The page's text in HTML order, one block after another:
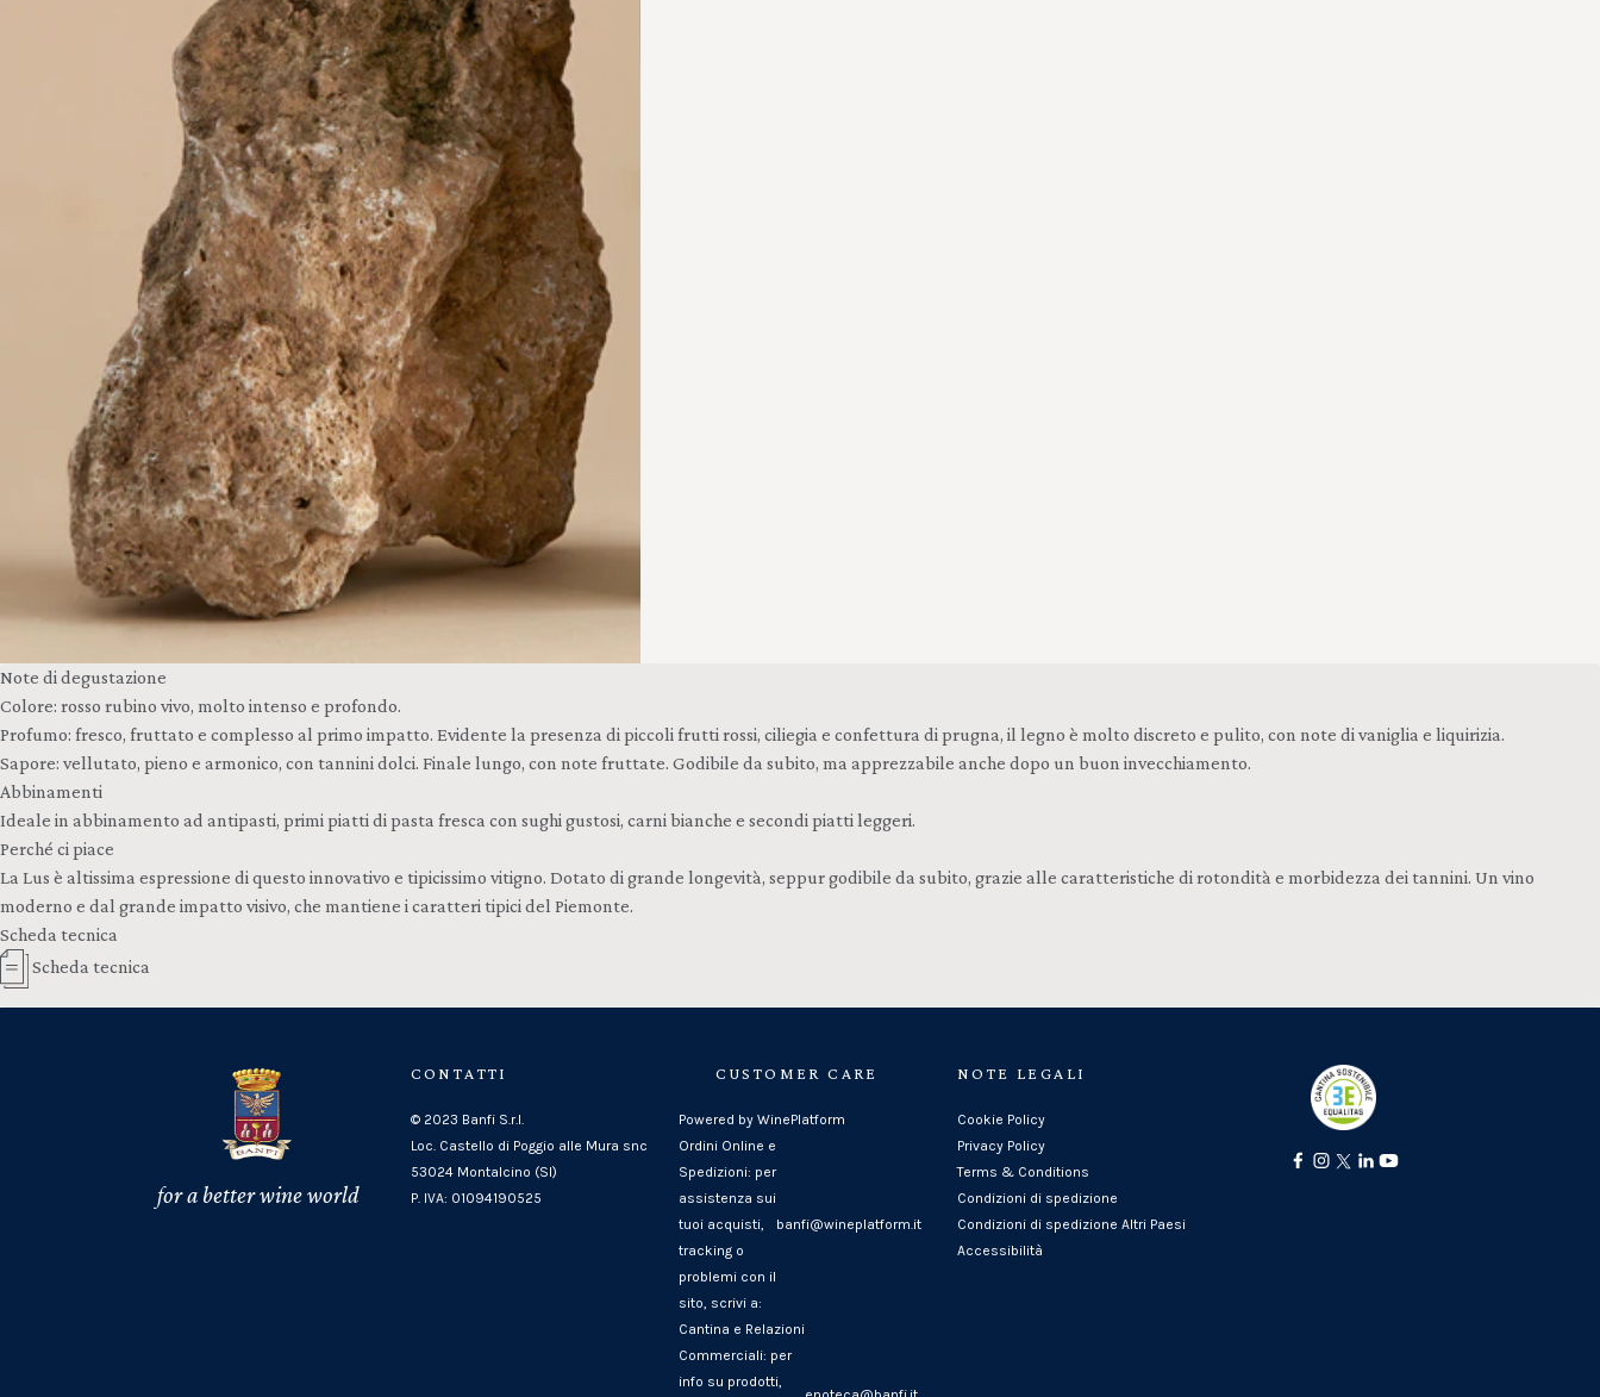
Note di degustazione
Colore: rosso rubino vivo, molto intenso e profondo.
Profumo: fresco, fruttato e complesso al primo impatto. Evidente la presenza di piccoli frutti rossi, ciliegia e confettura di prugna, il legno è molto discreto e pulito, con note di vaniglia e liquirizia.
Sapore: vellutato, pieno e armonico, con tannini dolci. Finale lungo, con note fruttate. Godibile da subito, ma apprezzabile anche dopo un buon invecchiamento.
Abbinamenti
Ideale in abbinamento ad antipasti, primi piatti di pasta fresca con sughi gustosi, carni bianche e secondi piatti leggeri.
Perché ci piace
La Lus è altissima espressione di questo innovativo e tipicissimo vitigno. Dotato di grande longevità, seppur godibile da subito, grazie alle caratteristiche di rotondità e morbidezza dei tannini. Un vino
moderno e dal grande impatto visivo, che mantiene i caratteri tipici del Piemonte.
Scheda tecnica
Scheda tecnica
for a better wine world
CONTATTI
© 2023 Banfi S.r.l.
Loc. Castello di Poggio alle Mura snc
53024 Montalcino (SI)
P. IVA: 01094190525
CUSTOMER CARE
Powered by WinePlatform
Ordini Online e
Spedizioni: per
assistenza sui
tuoi acquisti,
tracking o
problemi con il
sito, scrivi a:
banfi@wineplatform.it
Cantina e Relazioni
Commerciali: per
info su prodotti,
NOTE LEGALI
Cookie Policy
Privacy Policy
Terms & Conditions
Condizioni di spedizione
Condizioni di spedizione Altri Paesi
Accessibilità